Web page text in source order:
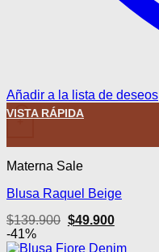
Añadir a la lista de deseos
+
VISTA RÁPIDA
Materna Sale
Blusa Raquel Beige
$139.900 El
original
$49.900El
actual
-41%